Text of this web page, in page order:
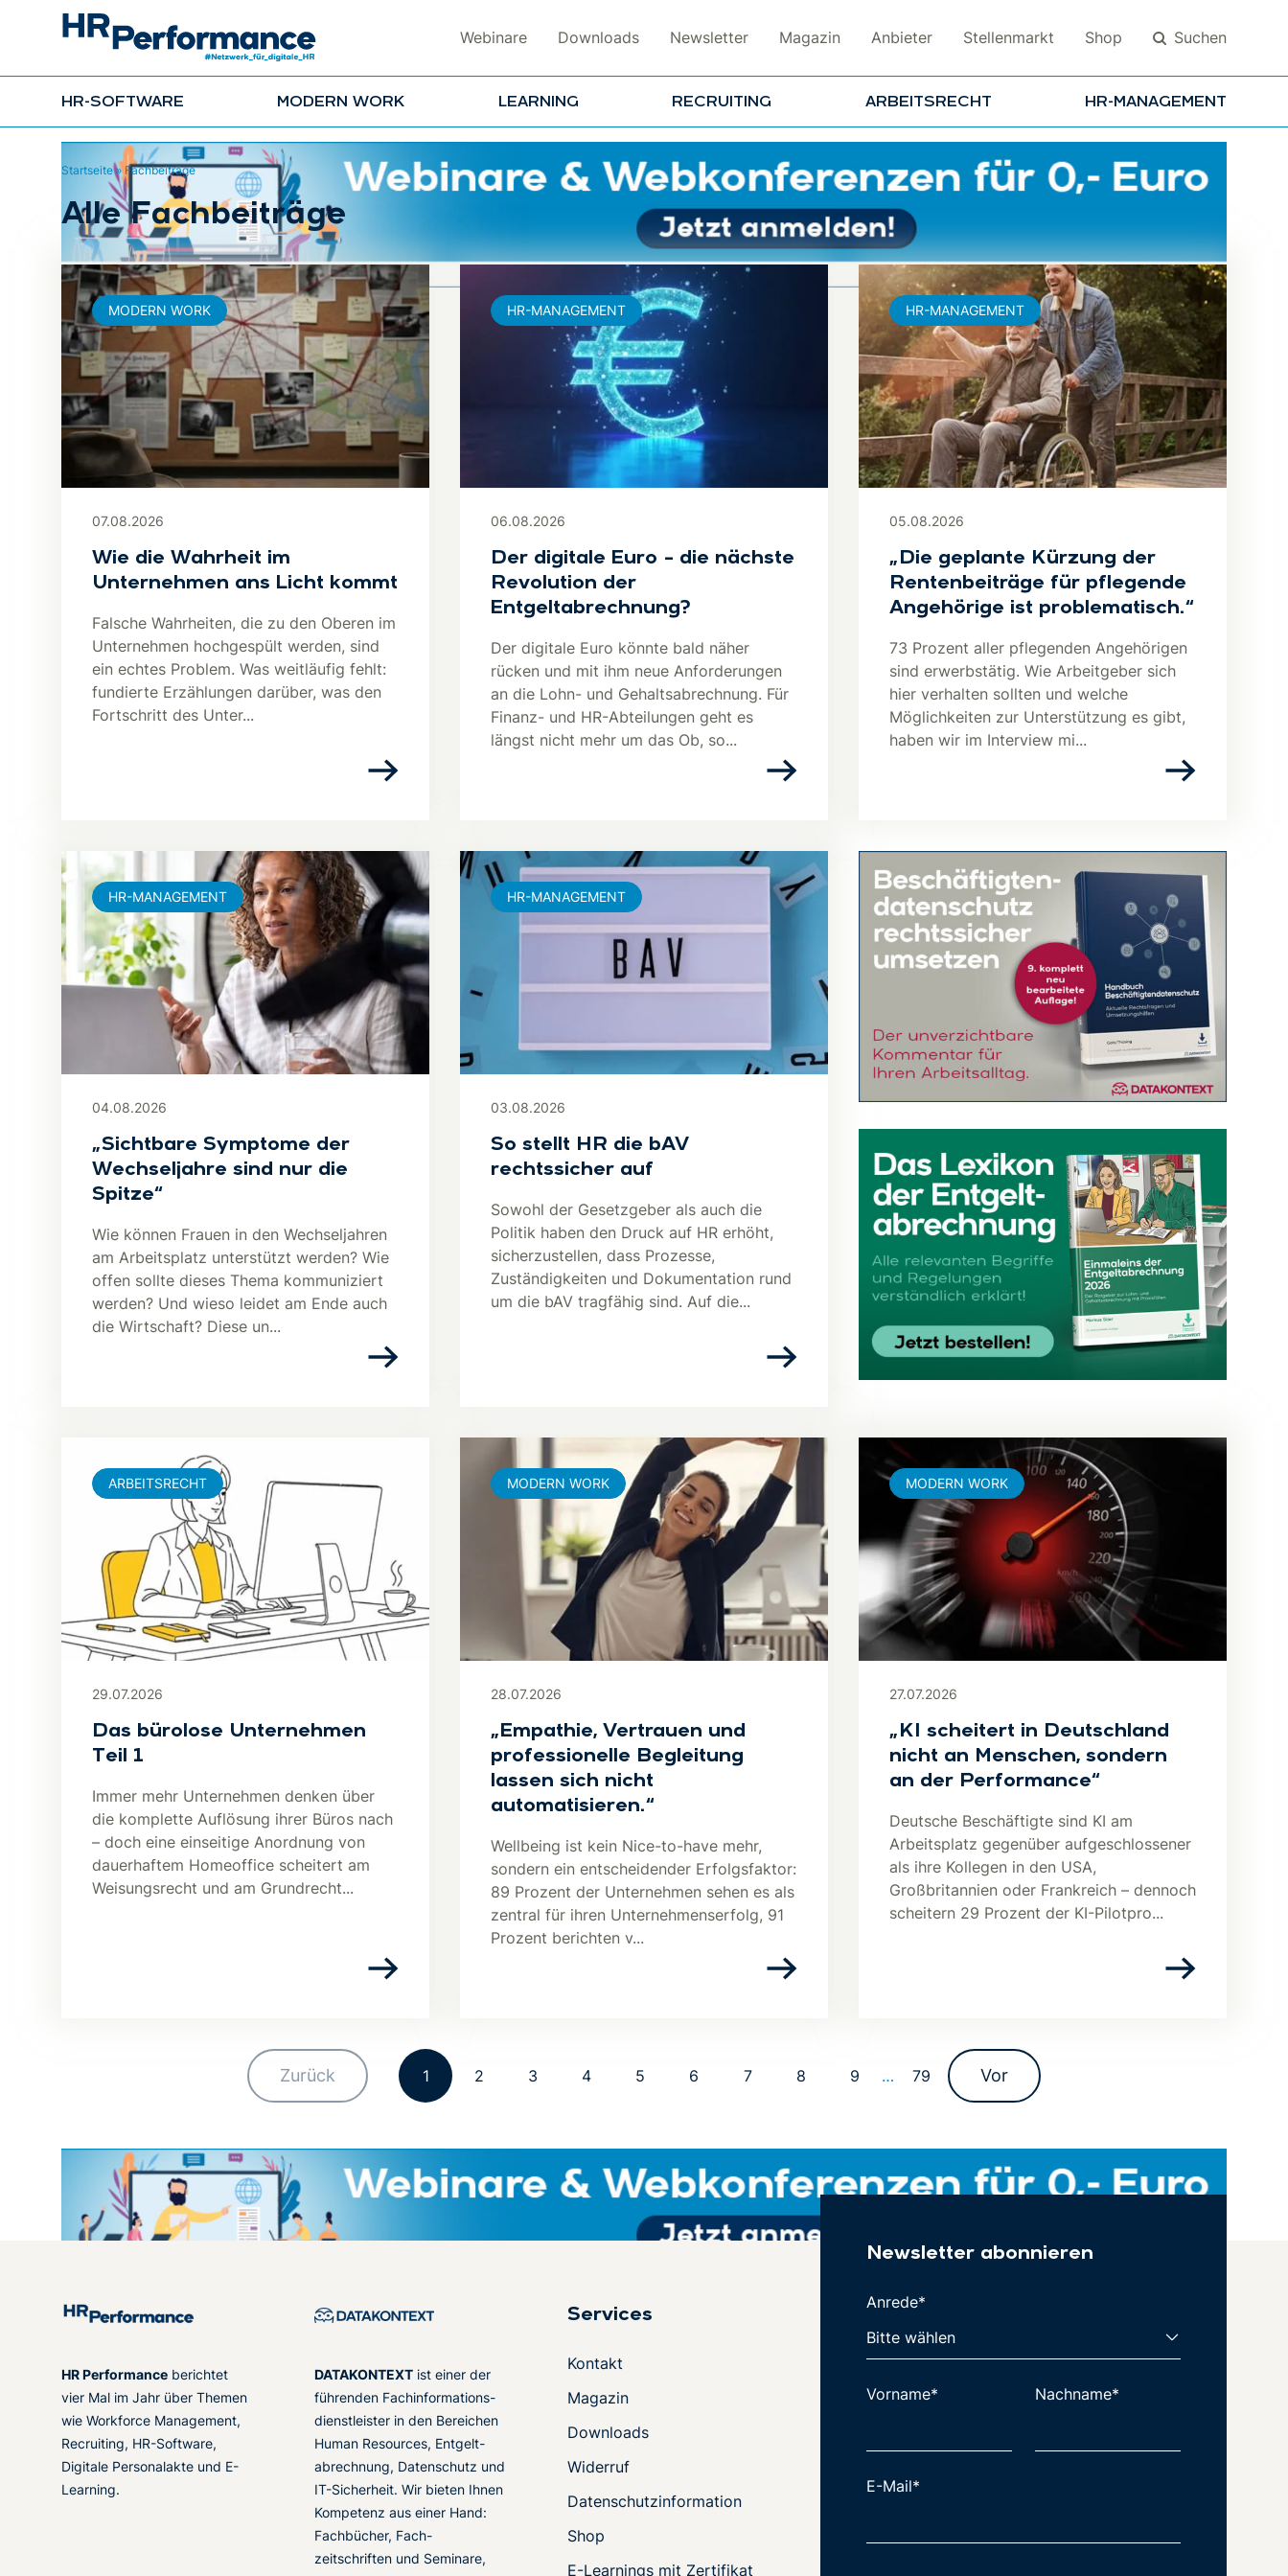
Webinare Downloads Newsletter Magazin Anbieter Stellenmarkt Shop Suchen
HR-SOFTWARE MODERN WORK LEARNING RECRUITING ARBEITSRECHT HR-MANAGEMENT
Suchen
Startseite»Fachbeiträge
Alle Fachbeiträge
07.08.2026
Wie die Wahrheit im
Unternehmen ans Licht kommt
Falsche Wahrheiten, die zu den Oberen im
Unternehmen hochgespült werden, sind
ein echtes Problem. Was weitläufig fehlt:
fundierte Erzählungen darüber, was den
Fortschritt des Unter...
MODERN WORK
06.08.2026
Der digitale Euro – die nächste
Revolution der
Entgeltabrechnung?
Der digitale Euro könnte bald näher
rücken und mit ihm neue Anforderungen
an die Lohn- und Gehaltsabrechnung. Für
Finanz- und HR-Abteilungen geht es
längst nicht mehr um das Ob, so...
HR-MANAGEMENT
05.08.2026
„Die geplante Kürzung der
Rentenbeiträge für pflegende
Angehörige ist problematisch.“
73 Prozent aller pflegenden Angehörigen
sind erwerbstätig. Wie Arbeitgeber sich
hier verhalten sollten und welche
Möglichkeiten zur Unterstützung es gibt,
haben wir im Interview mi...
HR-MANAGEMENT
04.08.2026
„Sichtbare Symptome der
Wechseljahre sind nur die
Spitze“
Wie können Frauen in den Wechseljahren
am Arbeitsplatz unterstützt werden? Wie
offen sollte dieses Thema kommuniziert
werden? Und wieso leidet am Ende auch
die Wirtschaft? Diese un...
HR-MANAGEMENT
03.08.2026
So stellt HR die bAV
rechtssicher auf
Sowohl der Gesetzgeber als auch die
Politik haben den Druck auf HR erhöht,
sicherzustellen, dass Prozesse,
Zuständigkeiten und Dokumentation rund
um die bAV tragfähig sind. Auf die...
HR-MANAGEMENT
29.07.2026
Das bürolose Unternehmen
Teil 1
Immer mehr Unternehmen denken über
die komplette Auflösung ihrer Büros nach
– doch eine einseitige Anordnung von
dauerhaftem Homeoffice scheitert am
Weisungsrecht und am Grundrecht...
ARBEITSRECHT
28.07.2026
„Empathie, Vertrauen und
professionelle Begleitung
lassen sich nicht
automatisieren.“
Wellbeing ist kein Nice-to-have mehr,
sondern ein entscheidender Erfolgsfaktor:
89 Prozent der Unternehmen sehen es als
zentral für ihren Unternehmenserfolg, 91
Prozent berichten v...
MODERN WORK
27.07.2026
„KI scheitert in Deutschland
nicht an Menschen, sondern
an der Performance“
Deutsche Beschäftigte sind KI am
Arbeitsplatz gegenüber aufgeschlossener
als ihre Kollegen in den USA,
Großbritannien oder Frankreich – dennoch
scheitern 29 Prozent der KI-Pilotpro...
MODERN WORK
Zurück 1 2 3 4 5 6 7 8 9 … 79 Vor
HR Performance berichtet
vier Mal im Jahr über Themen
wie Workforce Management,
Recruiting, HR-Software,
Digitale Personalakte und E-
Learning.
DATAKONTEXT ist einer der
führenden Fachinformations-
dienstleister in den Bereichen
Human Resources, Entgelt-
abrechnung, Datenschutz und
IT-Sicherheit. Wir bieten Ihnen
Kompetenz aus einer Hand:
Fachbücher, Fach-
zeitschriften und Seminare,
Services
Kontakt
Magazin
Downloads
Widerruf
Datenschutzinformation
Shop
E-Learnings mit Zertifikat
Newsletter abonnieren
Anrede*
Vorname* Nachname*
E-Mail*